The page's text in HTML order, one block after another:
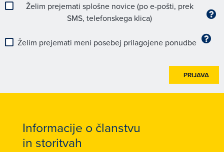
Želim prejemati splošne novice (po e-pošti, prek
SMS, telefonskega klica)
Želim prejemati meni posebej prilagojene ponudbe
PRIJAVA
Informacije o članstvu
in storitvah